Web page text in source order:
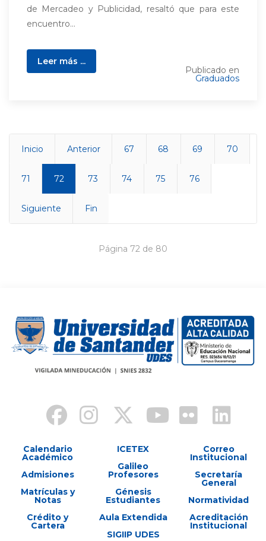
de Mercadeo y Publicidad, resaltó que para este
encuentro...
Leer más ...
Publicado en
Graduados
Inicio Anterior 67 68 69 70
71 72 73 74 75 76
Siguiente Fin
Página 72 de 80
Calendario
Académico
Admisiones
Matrículas y
Notas
Crédito y
Cartera
ICETEX
Galileo
Profesores
Génesis
Estudiantes
Aula Extendida
SIGIIP UDES
Correo
Institucional
Secretaría
General
Normatividad
Acreditación
Institucional